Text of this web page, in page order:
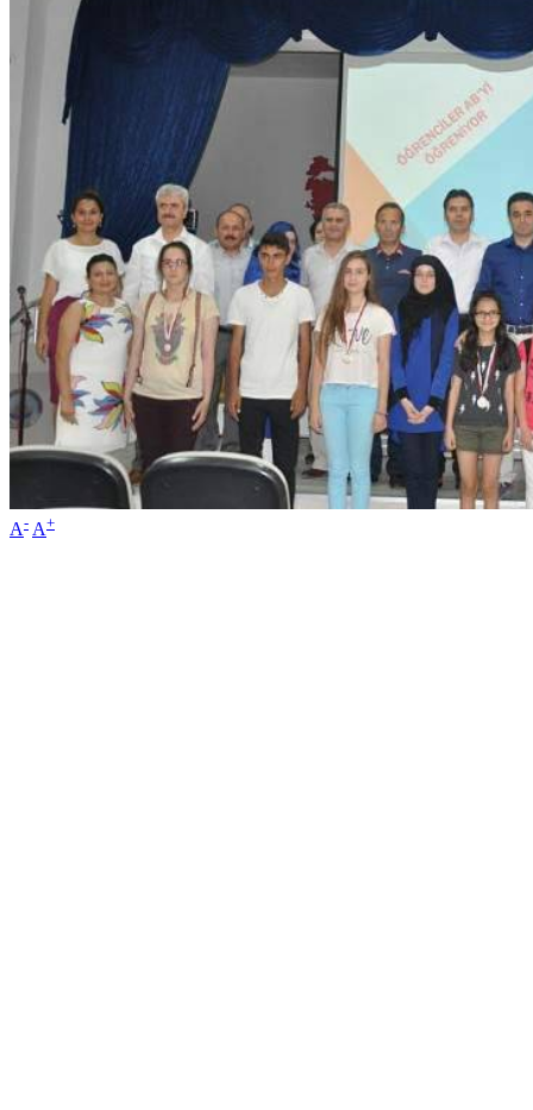
A- A+